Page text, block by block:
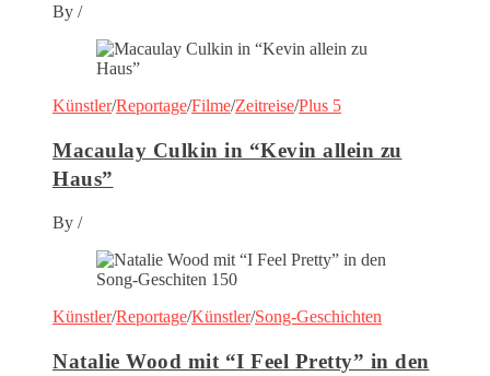
By /
Künstler/Reportage/Filme/Zeitreise/Plus 5
Macaulay Culkin in “Kevin allein zu
Haus”
By /
Künstler/Reportage/Künstler/Song-Geschichten
Natalie Wood mit “I Feel Pretty” in den